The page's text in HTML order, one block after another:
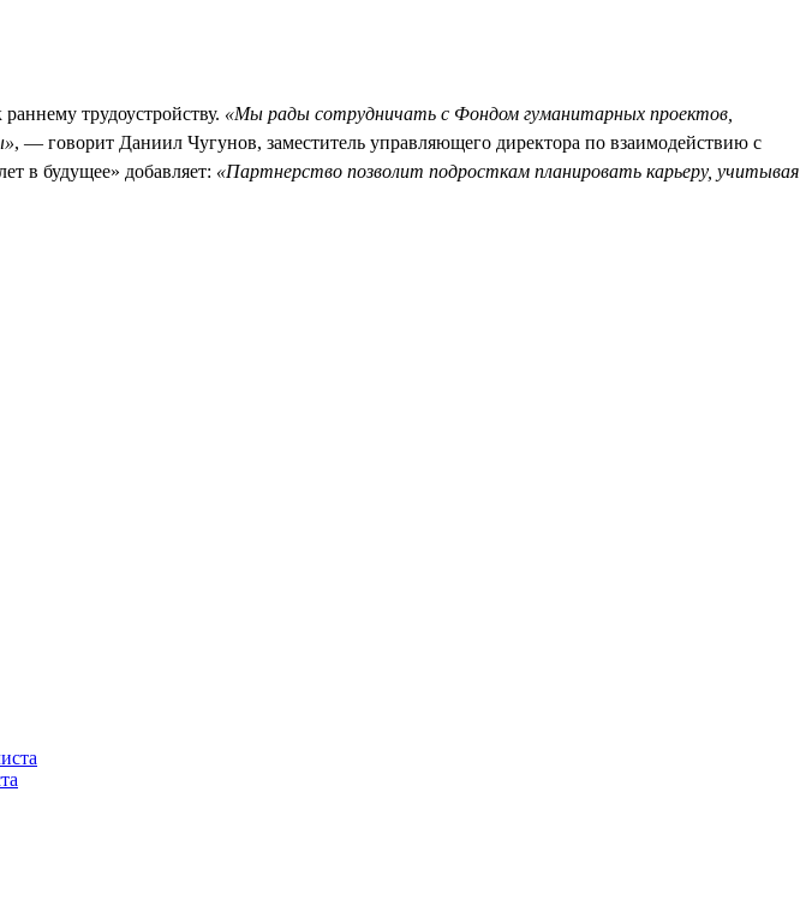
трудоустройству. «Мы рады сотрудничать с Фондом гуманитарных проектов,
, — говорит Даниил Чугунов, заместитель управляющего директора по взаимодействию с
в будущее» добавляет: «Партнерство позволит подросткам планировать карьеру, учитывая